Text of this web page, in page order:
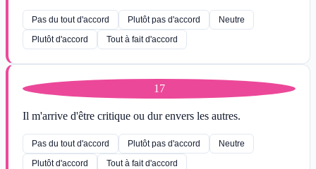
Pas du tout d'accord Plutôt pas d'accord
Neutre
Plutôt d'accord
Tout à fait d'accord
17
Il m'arrive d'être critique ou dur envers les autres.
Pas du tout d'accord Plutôt pas d'accord
Neutre
Plutôt d'accord
Tout à fait d'accord